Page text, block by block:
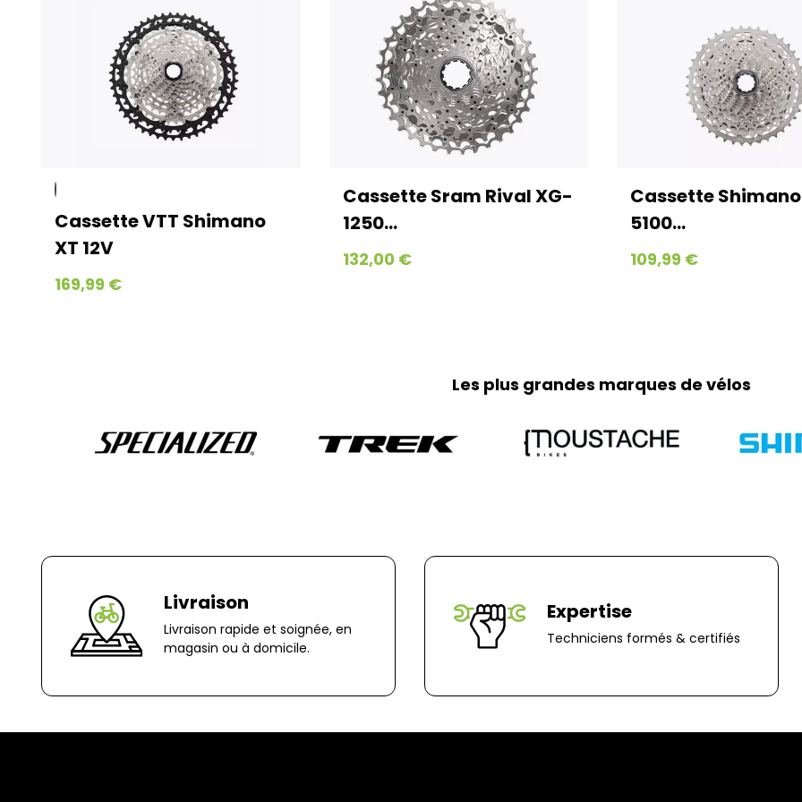
où le produit
domicile. (Pas
Textiles,
Tous vos petits
et expédiés via
jours ouvrés
Home-trainer et
Pour vos
Geodis afin de
parviendra en
part. Pour toute
Adresse de
VTT Shimano
Cassette Sram Rival XG-
Cassette Shimano Deore
Les plus grandes marques de vélos
Livraison
Livraison rapide et soignée, en
magasin ou à domicile.
Expertise
Techniciens formés & certifiés